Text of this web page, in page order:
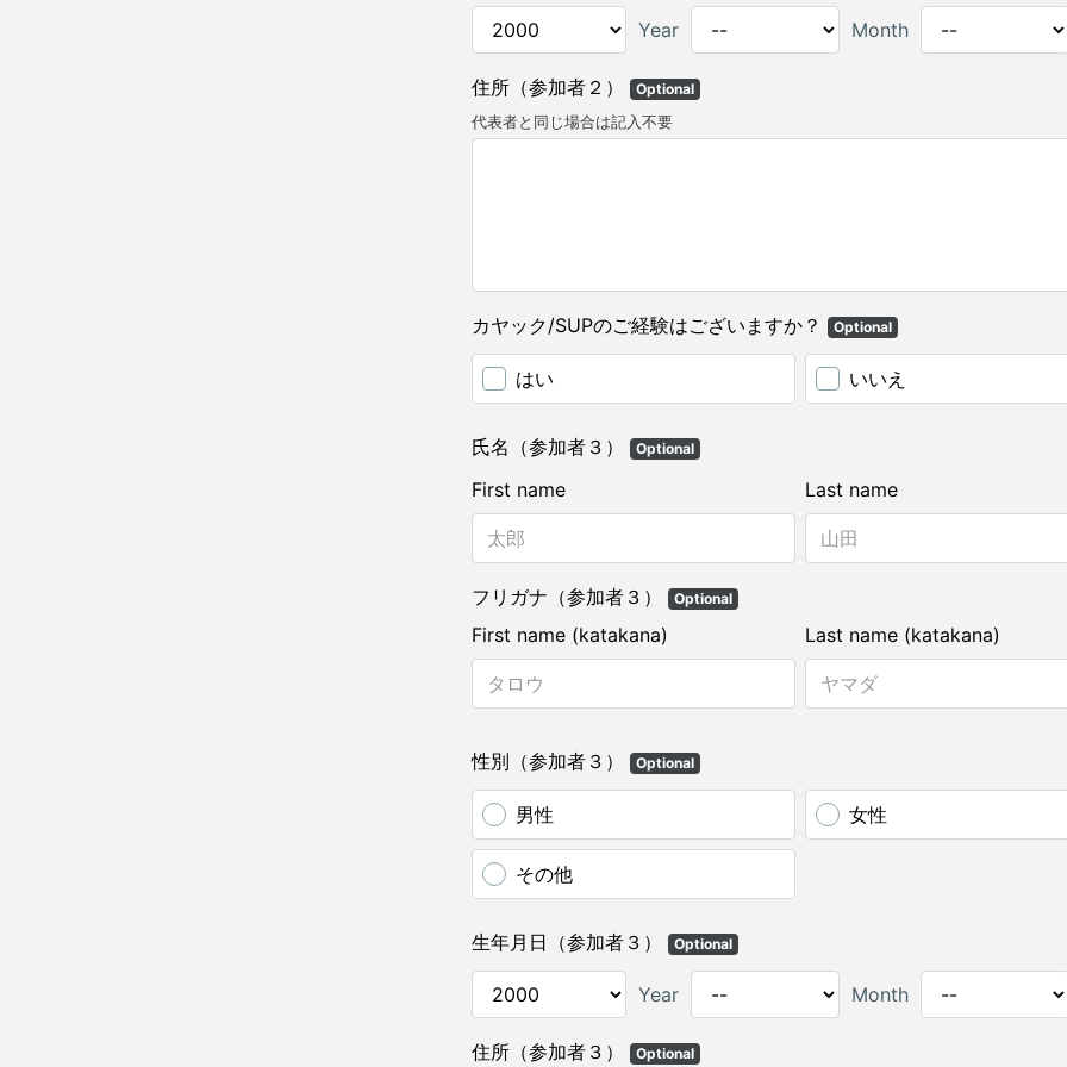
Year Month
住所（参加者２） Optional
代表者と同じ場合は記入不要
カヤック/SUPのご経験はございますか？ Optional
はい いいえ
氏名（参加者３） Optional
Last name
First name
フリガナ（参加者３） Optional
Last name (katakana)
First name (katakana)
性別（参加者３） Optional
男性 女性
その他
生年月日（参加者３） Optional
Year Month
住所（参加者３） Optional